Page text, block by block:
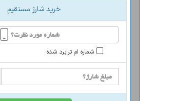
خرید شارژ مستقیم
شماره ام ترابرد شده